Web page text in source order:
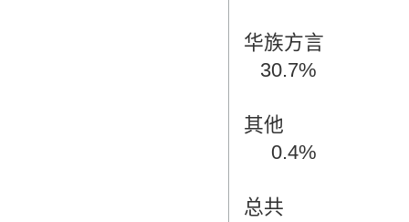
华族方言
30.7%
其他
0.4%
总共